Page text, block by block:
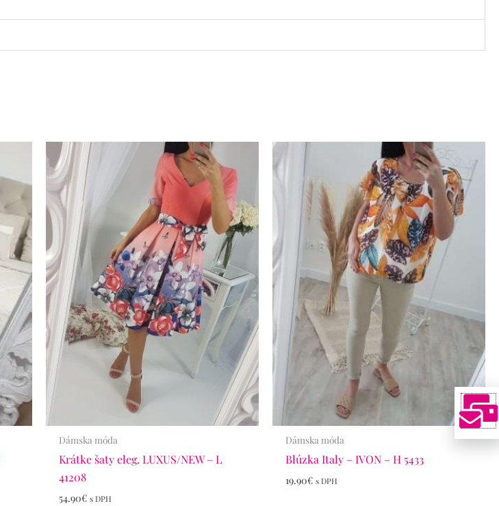
Dámska móda
Krátke šaty eleg. LUXUS/NEW – L
41208
54.90€ s DPH
Dámska móda
Blúzka Italy – IVON – H 5433
19.90€ s DPH